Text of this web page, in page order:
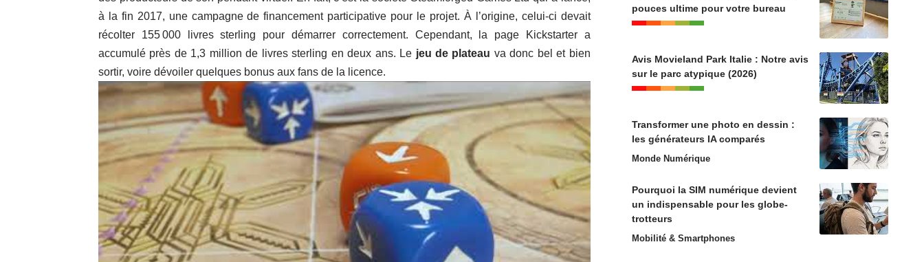
à la fin 2017, une campagne de financement participative pour le projet. À l’origine, celui-ci devait
récolter 155 000 livres sterling pour démarrer correctement. Cependant, la page Kickstarter a
accumulé près de 1,3 million de livres sterling en deux ans. Le jeu de plateau va donc bel et bien
sortir, voire dévoiler quelques bonus aux fans de la licence.
pouces ultime pour votre bureau
Avis Movieland Park Italie : Notre avis
sur le parc atypique (2026)
Transformer une photo en dessin :
les générateurs IA comparés
Monde Numérique
Pourquoi la SIM numérique devient
un indispensable pour les globe-
trotteurs
Mobilité & Smartphones